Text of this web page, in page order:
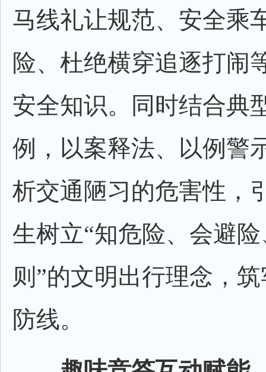
马线礼让规范、安全乘
险、杜绝横穿追逐打闹
安全知识。同时结合典
例，以案释法、以例警
析交通陋习的危害性，
生树立“知危险、会避
则”的文明出行理念，
防线。